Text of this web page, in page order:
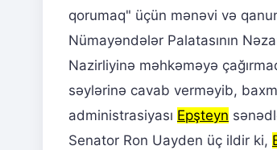
qorumaq" üçün mənəvi və
Nümayəndələr Palatasının
Nazirliyinə məhkəməyə
səylərinə cavab verməyib,
administrasiyası Epşteyn
Senator Ron Uayden üç ildir ki,